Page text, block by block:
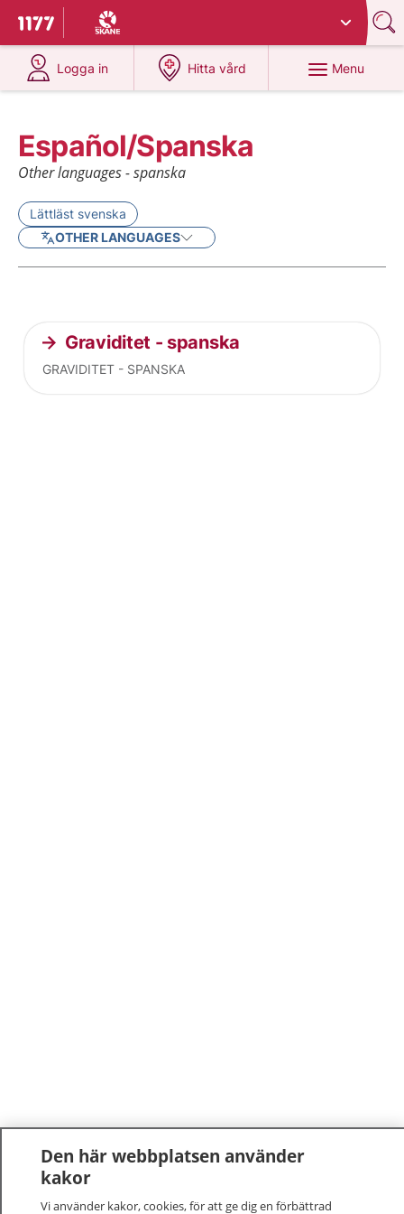
To start page for 1177
Du har valt region
Logga in
at 1177.se
Hitta vård
at 1177.se
Menu
Español/Spanska
Other languages - spanska
Lättläst svenska
OTHER LANGUAGES
Current articles
Graviditet - spanska
GRAVIDITET - SPANSKA
Den här webbplatsen använder
kakor
Vi använder kakor, cookies, för att ge dig en förbättrad